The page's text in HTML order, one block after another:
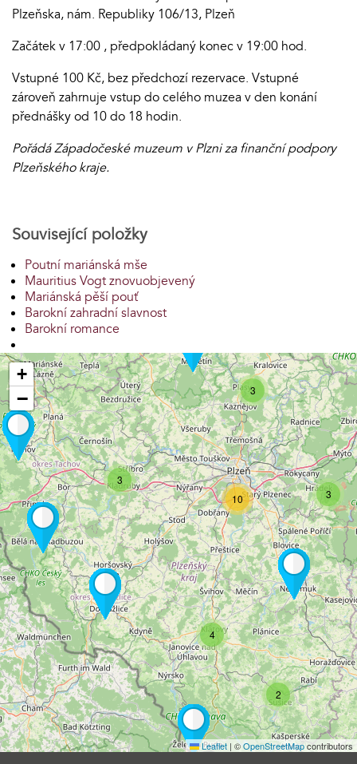
Plzeňska, nám. Republiky 106/13, Plzeň
Začátek v 17:00 , předpokládaný konec v 19:00 hod.
Vstupné 100 Kč, bez předchozí rezervace. Vstupné
zároveň zahrnuje vstup do celého muzea v den konání
přednášky od 10 do 18 hodin.
Pořádá Západočeské muzeum v Plzni za finanční podpory
Plzeňského kraje.
Související položky
Poutní mariánská mše
Mauritius Vogt znovuobjevený
Mariánská pěší pouť
Barokní zahradní slavnost
Barokní romance
2
3
3
4
10
3
+
−
Leaflet | ©OpenStreetMapcontributors